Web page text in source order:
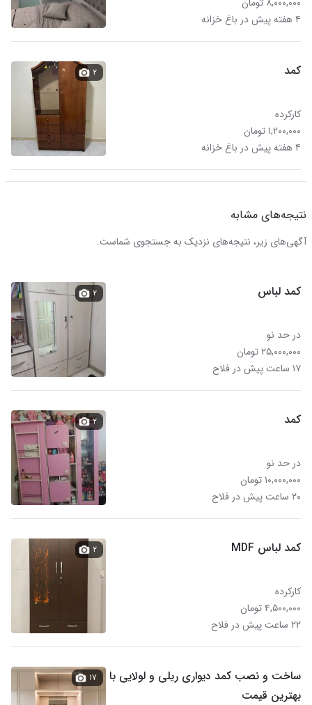
۴ هفته پیش در باغ خزانه
کمد
کارکرده
۱,۲۰۰,۰۰۰ تومان
۴ هفته پیش در باغ خزانه
۲
نتیجه‌های مشابه
آگهی‌های زیر، نتیجه‌های نزدیک به جستجوی شماست.
کمد لباس
در حد نو
۲۵,۰۰۰,۰۰۰ تومان
۱۷ ساعت پیش در فلاح
۲
کمد
در حد نو
۱۰,۰۰۰,۰۰۰ تومان
۲۰ ساعت پیش در فلاح
۲
کمد لباس MDF
کارکرده
۴,۵۰۰,۰۰۰ تومان
۲۲ ساعت پیش در فلاح
۲
ساخت و نصب کمد دیواری ریلی و لولایی با
بهترین قیمت
۱۷